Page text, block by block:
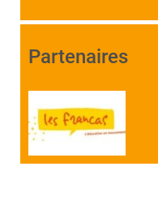
Partenaires